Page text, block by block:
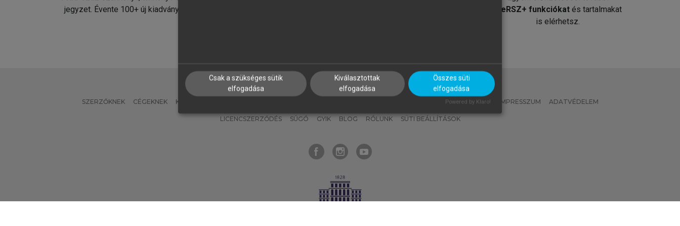
jegyzet. Évente 100+ új kiadvány.
MeRSZ+ funkciókat és tartalmakat
is elérhetsz.
SZERZŐKNEK CÉGEKNEK KÖNYVTÁROSOKNAK MI – ÁLTALÁNOS IRÁNYELVEK IMPRESSZUM ADATVÉDELEM
LICENCSZERZŐDÉS SÚGÓ GYIK BLOG RÓLUNK SÜTI BEÁLLÍTÁSOK
Csak a szükséges sütik
elfogadása
Kiválasztottak
elfogadása
Összes süti
elfogadása
Powered by Klaro!